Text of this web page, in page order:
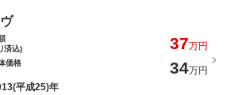
済込)
37万円
価格
34万円
平成25)年